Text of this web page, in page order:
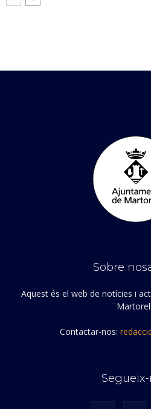
Sobre
Aquest és el web de notícies i
Contactar-nos: